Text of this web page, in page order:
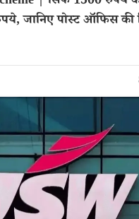
जानिए पोस्ट ऑफिस की